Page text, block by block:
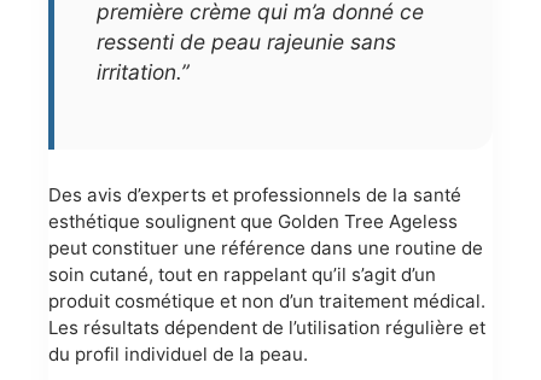
première crème qui m’a donné ce
ressenti de peau rajeunie sans
irritation.”
Des avis d’experts et professionnels de la santé
esthétique soulignent que Golden Tree Ageless
peut constituer une référence dans une routine de
soin cutané, tout en rappelant qu’il s’agit d’un
produit cosmétique et non d’un traitement médical.
Les résultats dépendent de l’utilisation régulière et
du profil individuel de la peau.